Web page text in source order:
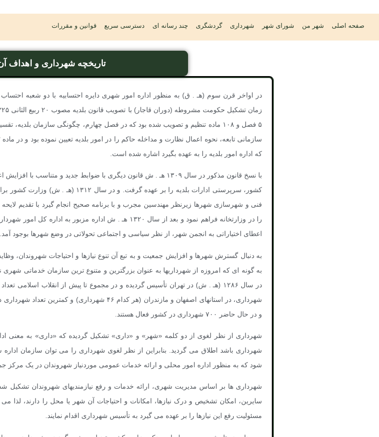
صفحه اصلی شهر من شورای شهر شهرداری گردشگری چند رسانه ای دسترسی سریع قوانین و مقررات
تاریخچه شهرداری و اهداف
در اواخر قرن سوم (هـ . ق) به منظور اداره امور شهری دایره احتسابیه با دو شعبه
۵ فصل و ۱۰۸ ماده تنظیم و تصویب شده بود که در فصل چهارم، چگونگی سازمان
که اداره امور بلدیه را به عهده بگیرد اشاره شده است.
با نسخ قانون مذکور در سال ۱۳۰۹ هـ . ش قانون دیگری با ضوابط جدید و
کشور، سرپرستی ادارات بلدیه را بر عهده
فنی و شهرسازی شهرها زیرنظر مهندسین مجرب و با برنامه صحیح انجام گیرد با تقدیم
اعطای اختیاراتی به انجمن شهر، از نظر سیاسی و اجتماعی تحولاتی در وضع شهرها بوجود آمد.
به دنبال گسترش شهرها و افزایش جمعیت و به تبع آن تنوع نیازها و احتیاجات شهروندان،
به گونه ای که امروزه از شهرداریها به عنوان بزرگترین و متنوع ترین سازمان خدماتی
و در حال حاضر ۷۰۰ شهرداری در کشور فعال هستند.
شهرداری باشد اطلاق می گردید. بنابراین از نظر لغوی شهرداری را می توان سازمان
شود که به منظور اداره امور محلی و ارائه خدمات عمومی موردنیاز شهروندان در یک
شهرداری ها بر اساس مدیریت شهری، ارائه خدمات و رفع نیازمندیهای شهروندان تشکیل
سایرین، امکان تشخیص و درک نیازها، امکانات و احتیاجات آن شهر یا محل را دارند، لذا
مسئولیت رفع این نیازها را بر عهده می گیرد به تأسیس شهرداری اقدام نمایند.